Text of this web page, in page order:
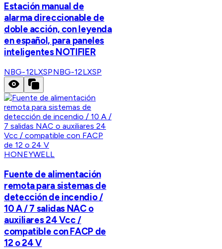
Estación manual de
alarma direccionable de
doble acción, con leyenda
en español, para paneles
inteligentes NOTIFIER
NBG-12LXSPNBG-12LXSP
HONEYWELL
Fuente de alimentación
remota para sistemas de
detección de incendio /
10 A / 7 salidas NAC o
auxiliares 24 Vcc /
compatible con FACP de
12 o 24 V